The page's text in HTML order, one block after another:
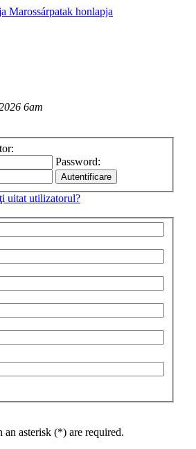
Marossárpatak honlapja
6am
Password:
uitat utilizatorul?
an asterisk (*) are required.